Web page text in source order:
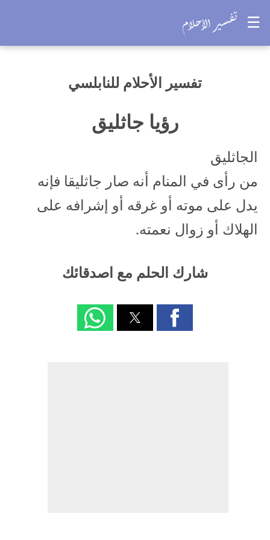
☰
تفسير الأحلام للنابلسي
رؤيا جاثليق
الجاثليق
من رأى في المنام أنه صار جاثليقا فإنه
يدل على موته أو غرقه أو إشرافه على
الهلاك أو زوال نعمته.
شارك الحلم مع اصدقائك